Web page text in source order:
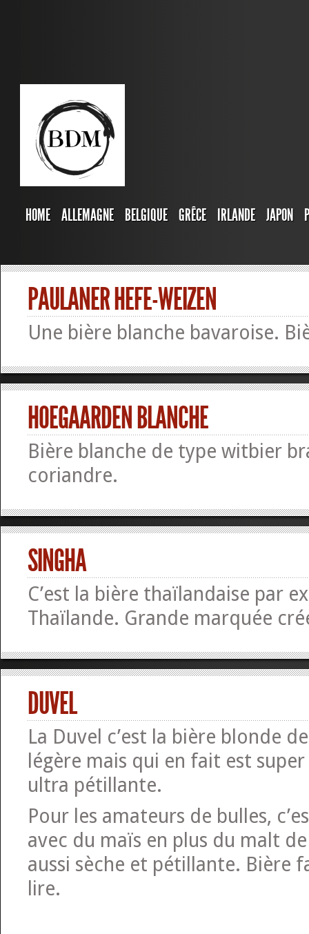
HOME ALLEMAGNE BELGIQUE GRÊCE IRLANDE JAPON
PAULANER HEFE-WEIZEN
Une bière blanche bavaroise.
HOEGAARDEN BLANCHE
Bière blanche de type witbier
coriandre.
SINGHA
C’est la bière thaïlandaise par
Thaïlande. Grande marquée
DUVEL
La Duvel c’est la bière blonde
légère mais qui en fait est
ultra pétillante.
Pour les amateurs de bulles,
avec du maïs en plus du malt
aussi sèche et pétillante. Bière
lire.